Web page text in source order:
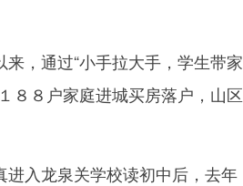
，通过“小手拉大手，学生带家
８８户家庭进城买房落户，山区
入龙泉关学校读初中后，去年